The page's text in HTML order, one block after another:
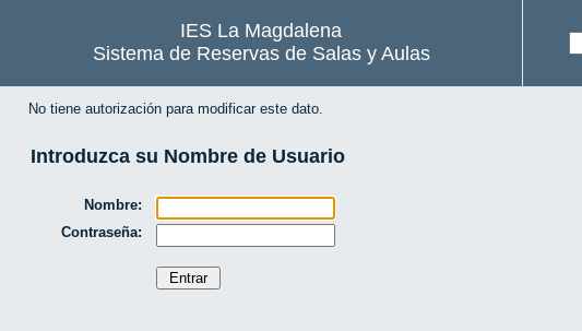
IES La Magdalena
Sistema de Reservas de Salas y Aulas
No tiene autorización para modificar este dato.
Introduzca su Nombre de Usuario
Nombre:
Contraseña: